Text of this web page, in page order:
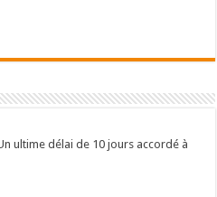
ultime délai de 10 jours accordé à